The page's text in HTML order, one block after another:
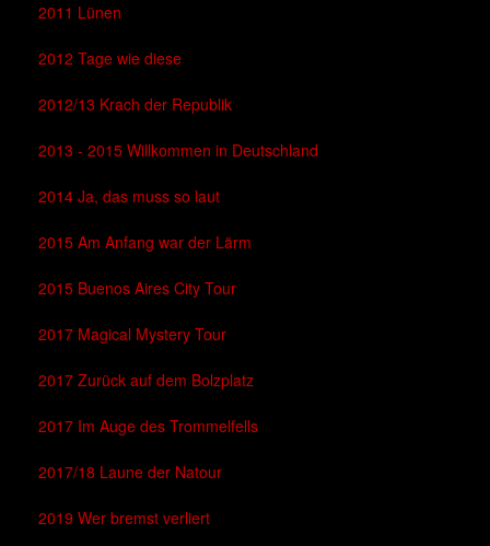
2011 Lünen
2012 Tage wie diese
2012/13 Krach der Republik
2013 - 2015 Willkommen in Deutschland
2014 Ja, das muss so laut
2015 Am Anfang war der Lärm
2015 Buenos Aires City Tour
2017 Magical Mystery Tour
2017 Zurück auf dem Bolzplatz
2017 Im Auge des Trommelfells
2017/18 Laune der Natour
2019 Wer bremst verliert